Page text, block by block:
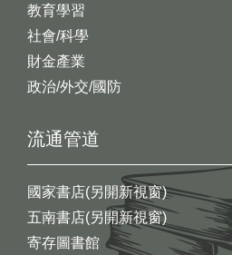
教育學習
社會/科學
財金產業
政治/外交/國防
流通管道
國家書店(另開新視窗)
五南書店(另開新視窗)
寄存圖書館